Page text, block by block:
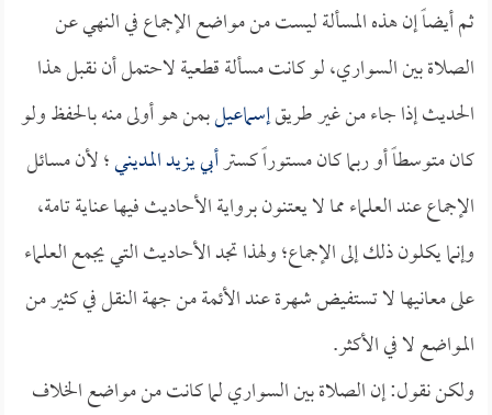
ثم أيضاً إن هذه المسألة ليست من مواضع الإجماع في النهي عن
الصلاة بين السواري، لو كانت مسألة قطعية لاحتمل أن نقبل هذا
الحديث إذا جاء من غير طريقإسماعيلبمن هو أولى منه بالحفظ ولو
كان متوسطاً أو ربما كان مستوراً كسترأبي يزيد المديني؛ لأن مسائل
الإجماع عند العلماء مما لا يعتنون برواية الأحاديث فيها عناية تامة،
وإنما يكلون ذلك إلى الإجماع؛ ولهذا تجد الأحاديث التي يجمع العلماء
على معانيها لا تستفيض شهرة عند الأئمة من جهة النقل في كثير من
المواضع لا في الأكثر.
ولكن نقول: إن الصلاة بين السواري لما كانت من مواضع الخلاف